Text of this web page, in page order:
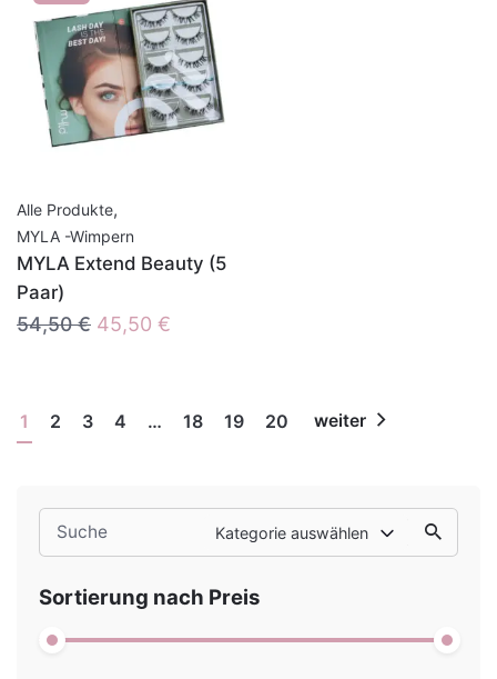
Search
for
Kategorie auswählen
Sortierung nach Preis
Alle Produkte,
MYLA -Wimpern
MYLA Extend Beauty (5
Paar)
54,50€ Ursprünglicher
54,50 €
45,50 €
45,50 €.
1 2 3 4 … 18 19 20 weiter